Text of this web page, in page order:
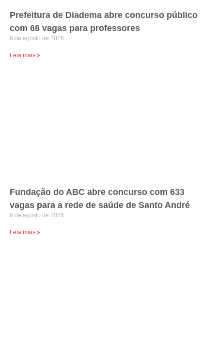
Prefeitura de Diadema abre concurso público
com 68 vagas para professores
6 de agosto de 2026
Leia mais »
Fundação do ABC abre concurso com 633
vagas para a rede de saúde de Santo André
6 de agosto de 2026
Leia mais »